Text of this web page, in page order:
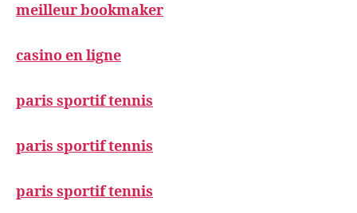
meilleur bookmaker
casino en ligne
paris sportif tennis
paris sportif tennis
paris sportif tennis